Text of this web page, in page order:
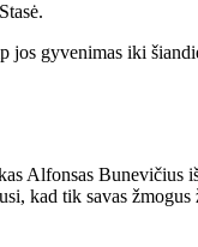
gy­ve­ni­mas iki
Al­fon­sas Bu­ne­vi­čius
kad tik sa­vas